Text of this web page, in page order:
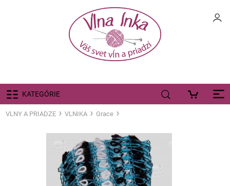
KATEGÓRIE
VLNY A PRIADZE VLNIKA Grace